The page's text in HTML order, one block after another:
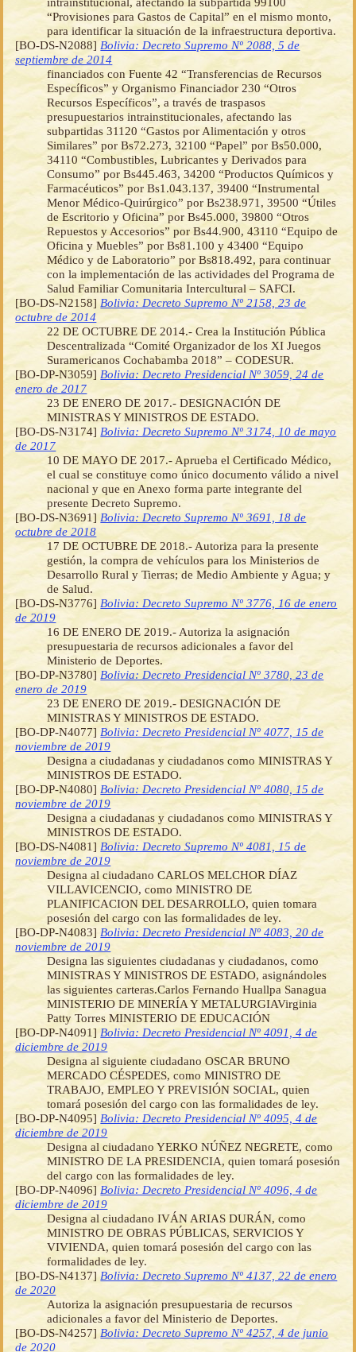
“Provisiones para Gastos de Capital” en el mismo monto,
para identificar la situación de la infraestructura deportiva.
[BO-DS-N2088] Bolivia: Decreto Supremo Nº 2088, 5 de
septiembre de 2014
financiados con Fuente 42 “Transferencias de Recursos
Específicos” y Organismo Financiador 230 “Otros
Recursos Específicos”, a través de traspasos
presupuestarios intrainstitucionales, afectando las
subpartidas 31120 “Gastos por Alimentación y otros
Similares” por Bs72.273, 32100 “Papel” por Bs50.000,
34110 “Combustibles, Lubricantes y Derivados para
Consumo” por Bs445.463, 34200 “Productos Químicos y
Farmacéuticos” por Bs1.043.137, 39400 “Instrumental
Menor Médico-Quirúrgico” por Bs238.971, 39500 “Útiles
de Escritorio y Oficina” por Bs45.000, 39800 “Otros
Repuestos y Accesorios” por Bs44.900, 43110 “Equipo de
Oficina y Muebles” por Bs81.100 y 43400 “Equipo
Médico y de Laboratorio” por Bs818.492, para continuar
con la implementación de las actividades del Programa de
Salud Familiar Comunitaria Intercultural – SAFCI.
[BO-DS-N2158] Bolivia: Decreto Supremo Nº 2158, 23 de
octubre de 2014
22 DE OCTUBRE DE 2014.- Crea la Institución Pública
Descentralizada “Comité Organizador de los XI Juegos
Suramericanos Cochabamba 2018” – CODESUR.
[BO-DP-N3059] Bolivia: Decreto Presidencial Nº 3059, 24 de
enero de 2017
23 DE ENERO DE 2017.- DESIGNACIÓN DE
MINISTRAS Y MINISTROS DE ESTADO.
[BO-DS-N3174] Bolivia: Decreto Supremo Nº 3174, 10 de mayo
de 2017
10 DE MAYO DE 2017.- Aprueba el Certificado Médico,
el cual se constituye como único documento válido a nivel
nacional y que en Anexo forma parte integrante del
presente Decreto Supremo.
[BO-DS-N3691] Bolivia: Decreto Supremo Nº 3691, 18 de
octubre de 2018
17 DE OCTUBRE DE 2018.- Autoriza para la presente
gestión, la compra de vehículos para los Ministerios de
Desarrollo Rural y Tierras; de Medio Ambiente y Agua; y
de Salud.
[BO-DS-N3776] Bolivia: Decreto Supremo Nº 3776, 16 de enero
de 2019
16 DE ENERO DE 2019.- Autoriza la asignación
presupuestaria de recursos adicionales a favor del
Ministerio de Deportes.
[BO-DP-N3780] Bolivia: Decreto Presidencial Nº 3780, 23 de
enero de 2019
23 DE ENERO DE 2019.- DESIGNACIÓN DE
MINISTRAS Y MINISTROS DE ESTADO.
[BO-DP-N4077] Bolivia: Decreto Presidencial Nº 4077, 15 de
noviembre de 2019
Designa a ciudadanas y ciudadanos como MINISTRAS Y
MINISTROS DE ESTADO.
[BO-DP-N4080] Bolivia: Decreto Presidencial Nº 4080, 15 de
noviembre de 2019
Designa a ciudadanas y ciudadanos como MINISTRAS Y
MINISTROS DE ESTADO.
[BO-DS-N4081] Bolivia: Decreto Supremo Nº 4081, 15 de
noviembre de 2019
Designa al ciudadano CARLOS MELCHOR DÍAZ
VILLAVICENCIO, como MINISTRO DE
PLANIFICACION DEL DESARROLLO, quien tomara
posesión del cargo con las formalidades de ley.
[BO-DP-N4083] Bolivia: Decreto Presidencial Nº 4083, 20 de
noviembre de 2019
Designa las siguientes ciudadanas y ciudadanos, como
MINISTRAS Y MINISTROS DE ESTADO, asignándoles
las siguientes carteras.Carlos Fernando Huallpa Sanagua
MINISTERIO DE MINERÍA Y METALURGIAVirginia
Patty Torres MINISTERIO DE EDUCACIÓN
[BO-DP-N4091] Bolivia: Decreto Presidencial Nº 4091, 4 de
diciembre de 2019
Designa al siguiente ciudadano OSCAR BRUNO
MERCADO CÉSPEDES, como MINISTRO DE
TRABAJO, EMPLEO Y PREVISIÓN SOCIAL, quien
tomará posesión del cargo con las formalidades de ley.
[BO-DP-N4095] Bolivia: Decreto Presidencial Nº 4095, 4 de
diciembre de 2019
Designa al ciudadano YERKO NÚÑEZ NEGRETE, como
MINISTRO DE LA PRESIDENCIA, quien tomará posesión
del cargo con las formalidades de ley.
[BO-DP-N4096] Bolivia: Decreto Presidencial Nº 4096, 4 de
diciembre de 2019
Designa al ciudadano IVÁN ARIAS DURÁN, como
MINISTRO DE OBRAS PÚBLICAS, SERVICIOS Y
VIVIENDA, quien tomará posesión del cargo con las
formalidades de ley.
[BO-DS-N4137]Bolivia: Decreto Supremo Nº 4137, 22 de enero
de 2020
Autoriza la asignación presupuestaria de recursos
adicionales a favor del Ministerio de Deportes.
[BO-DS-N4257] Bolivia: Decreto Supremo Nº 4257, 4 de junio
de 2020